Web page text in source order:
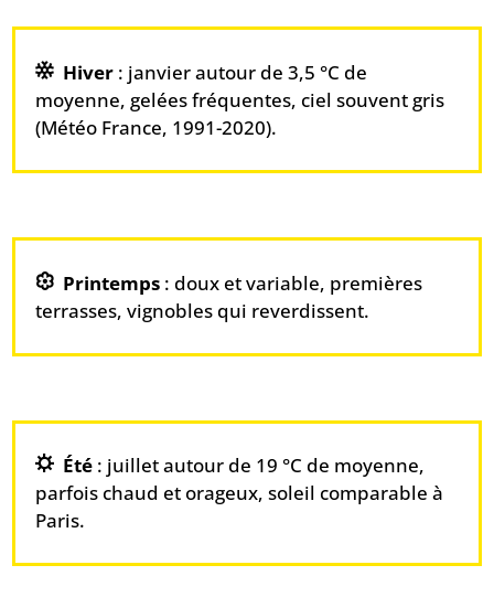
Hiver: janvier autour de 3,5 °C de
moyenne, gelées fréquentes, ciel souvent gris
(Météo France, 1991-2020).
Printemps: doux et variable, premières
terrasses, vignobles qui reverdissent.
Été: juillet autour de 19 °C de moyenne,
parfois chaud et orageux, soleil comparable à
Paris.